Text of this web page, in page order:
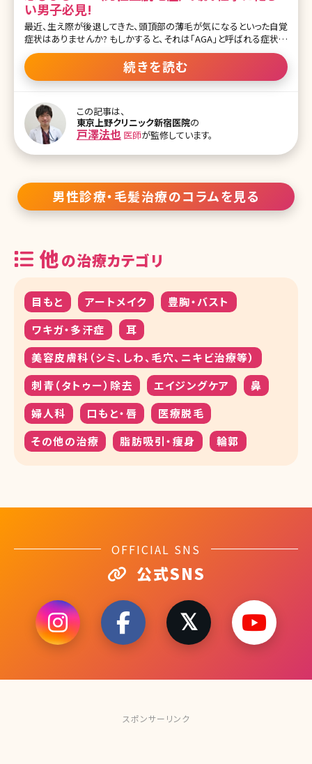
い男子必見!
最近、生え際が後退してきた、頭頂部の薄毛が気になるといった自覚
症状はありませんか? もしかすると、それは「AGA」と呼ばれる症状か
もしれません。 近年、若い男性にも急増しているAGA。これだけは知
っておきたい基礎中の基礎をまとめます。 AGAとは? AGAとは、男性
型脱毛症（Androgenetic Alopecia）の略で、成人男性特有のもので
ありますが、20代や30代の若い男性でも薄毛や抜け毛の症状があれ
ばAGAを疑いましょう。 進行性の脱毛症なので、放置すればどんどん
抜けていってしまうので、なるべく早くケアする必要がある状態です。
AGAの原因は? AGA、すなわち男性の薄毛というと遺伝のせいだと思
われている人も多いでしょう。 もちろん、遺伝も大きく関わりますが、
続きを読む
この記事は、
東京上野クリニック新宿医院の
戸澤法也 医師が監修しています。
男性診療・毛髪治療のコラムを見る
他の治療カテゴリ
目もと アートメイク
豊胸・バスト
ワキガ・多汗症
耳
美容皮膚科（シミ、しわ、毛穴、ニキビ治療等）
刺青（タトゥー）除去
エイジングケア
鼻
婦人科
口もと・唇
医療脱毛
その他の治療
脂肪吸引・痩身 輪郭
OFFICIAL SNS
公式SNS
スポンサーリンク